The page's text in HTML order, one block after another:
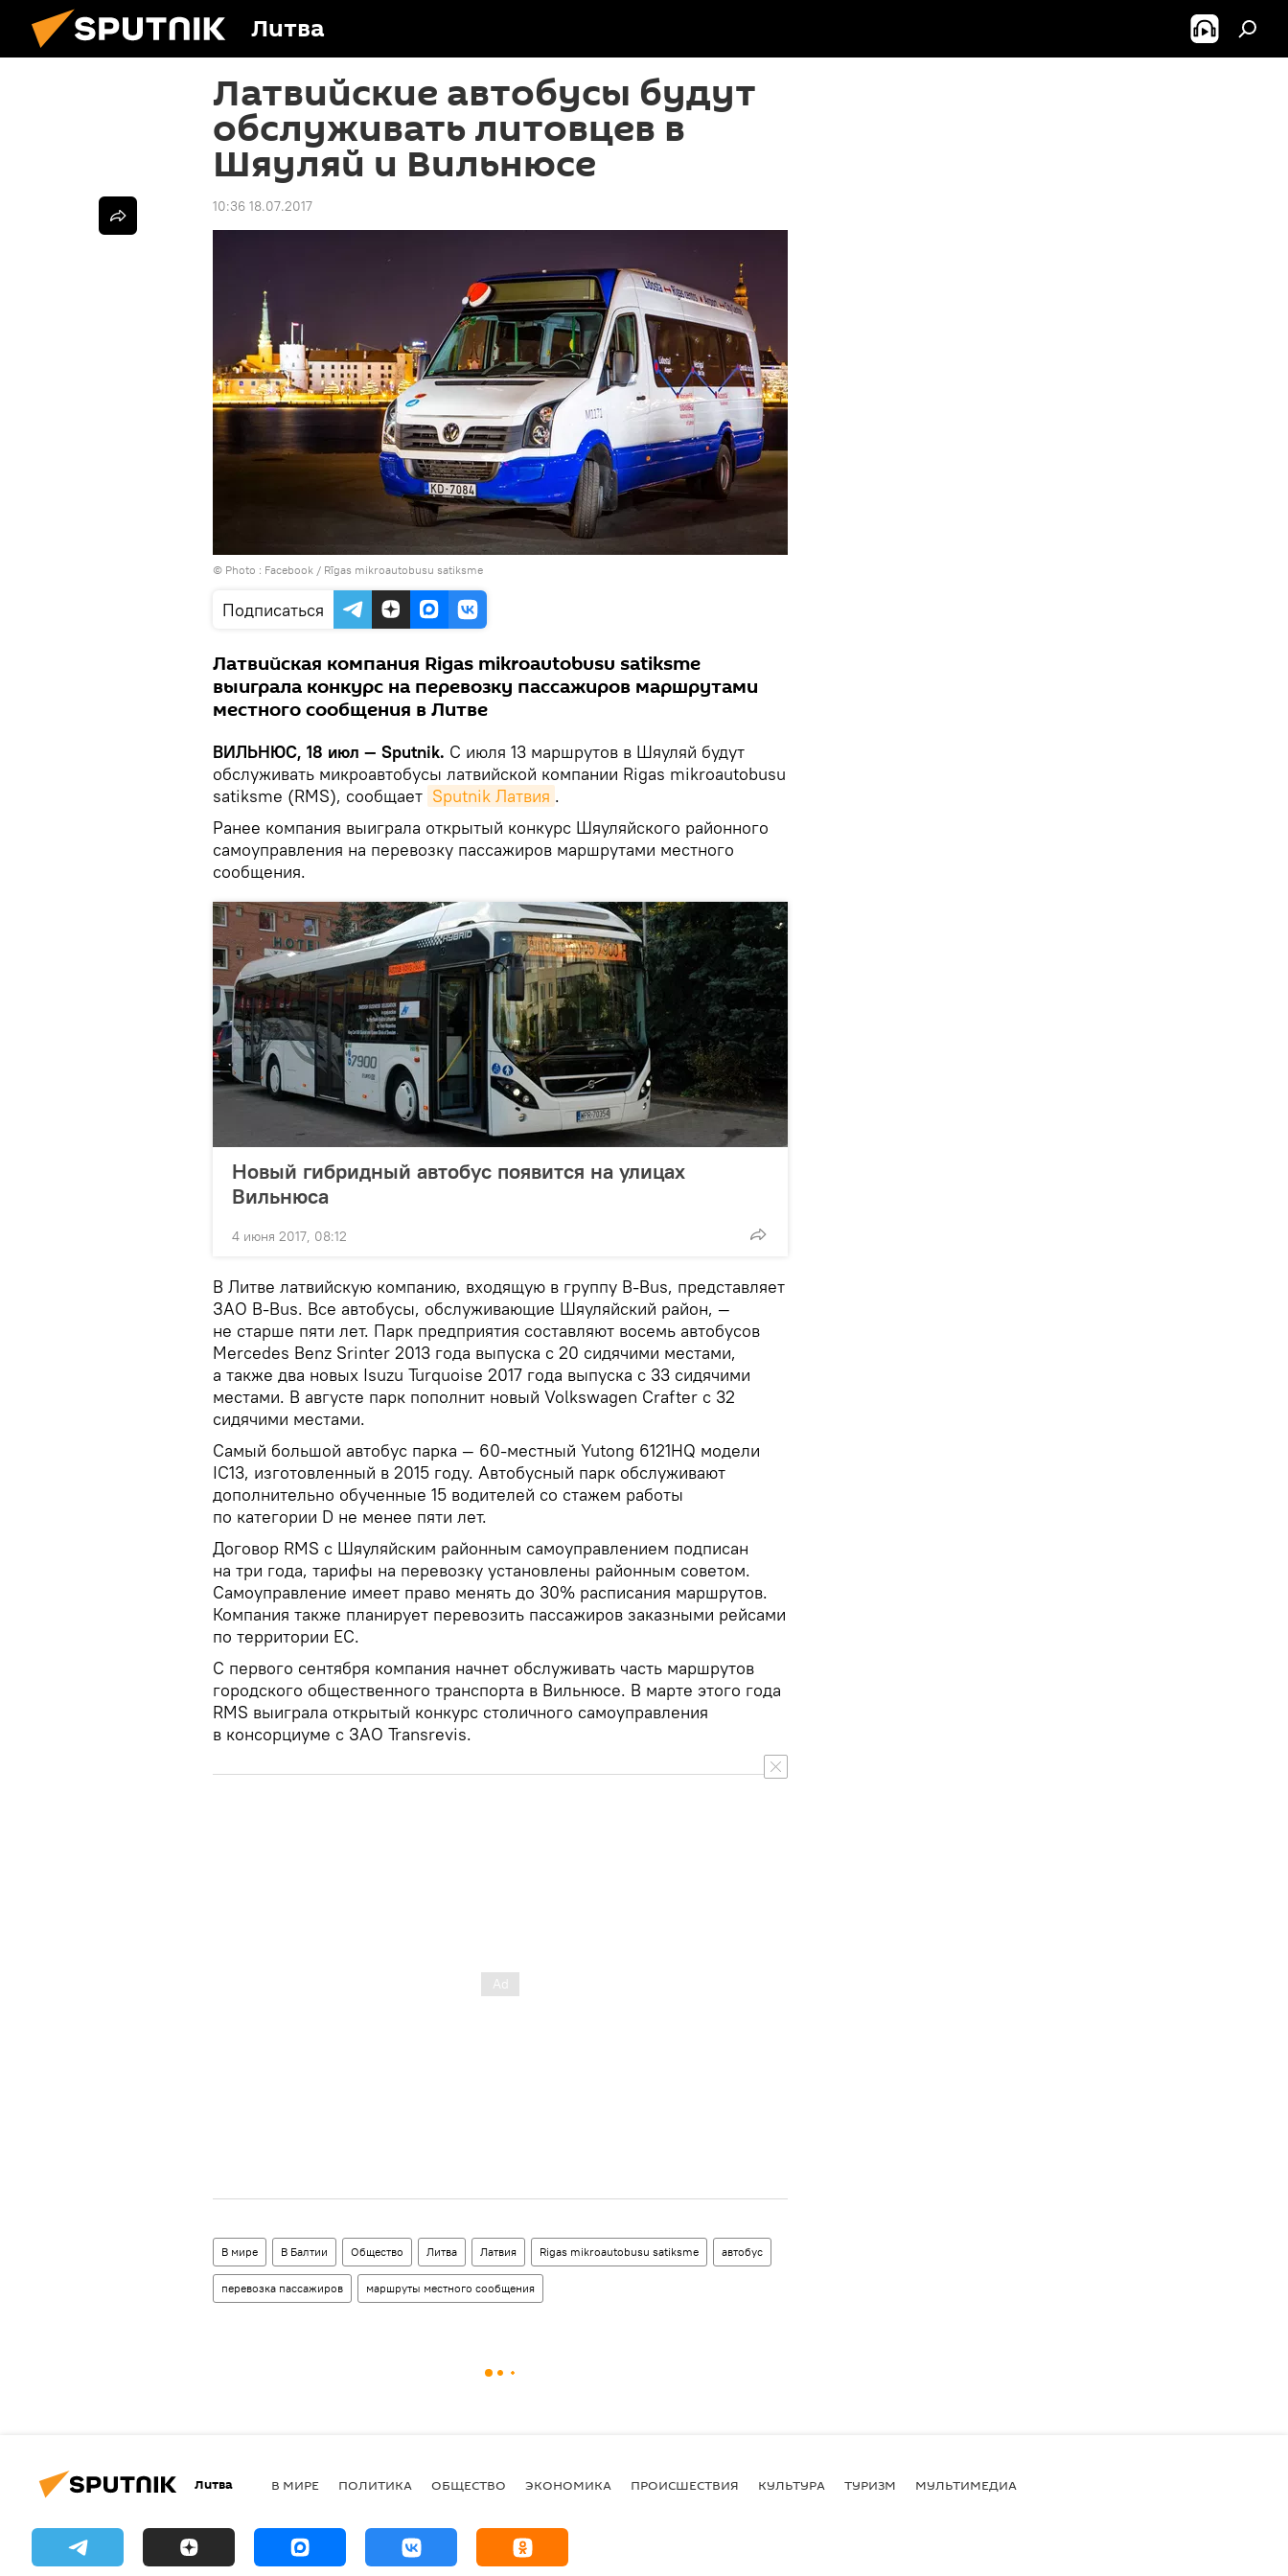
Литва
Латвийские автобусы будут
обслуживать литовцев в
Шяуляй и Вильнюсе
10:36 18.07.2017
© Photo : Facebook / Rīgas mikroautobusu satiksme
Подписаться
Латвийская компания Rigas mikroautobusu satiksme
выиграла конкурс на перевозку пассажиров маршрутами
местного сообщения в Литве
ВИЛЬНЮС, 18 июл — Sputnik. С июля 13 маршрутов в Шяуляй будут
обслуживать микроавтобусы латвийской компании Rigas mikroautobusu
satiksme (RMS), сообщает Sputnik Латвия .
Ранее компания выиграла открытый конкурс Шяуляйского районного
самоуправления на перевозку пассажиров маршрутами местного
сообщения.
Новый гибридный автобус появится на улицах
Вильнюса
4 июня 2017, 08:12
В Литве латвийскую компанию, входящую в группу B-Bus, представляет
ЗАО B-Bus. Все автобусы, обслуживающие Шяуляйский район, —
не старше пяти лет. Парк предприятия составляют восемь автобусов
Mercedes Benz Srinter 2013 года выпуска с 20 сидячими местами,
а также два новых Isuzu Turquoise 2017 года выпуска с 33 сидячими
местами. В августе парк пополнит новый Volkswagen Crafter с 32
сидячими местами.
Самый большой автобус парка — 60-местный Yutong 6121HQ модели
IC13, изготовленный в 2015 году. Автобусный парк обслуживают
дополнительно обученные 15 водителей со стажем работы
по категории D не менее пяти лет.
Договор RMS с Шяуляйским районным самоуправлением подписан
на три года, тарифы на перевозку установлены районным советом.
Самоуправление имеет право менять до 30% расписания маршрутов.
Компания также планирует перевозить пассажиров заказными рейсами
по территории ЕС.
С первого сентября компания начнет обслуживать часть маршрутов
городского общественного транспорта в Вильнюсе. В марте этого года
RMS выиграла открытый конкурс столичного самоуправления
в консорциуме с ЗАО Transrevis.
В мире В Балтии Общество Литва Латвия Rigas mikroautobusu satiksme автобус
перевозка пассажиров маршруты местного сообщения
Литва В МИРЕ ПОЛИТИКА ОБЩЕСТВО ЭКОНОМИКА ПРОИСШЕСТВИЯ КУЛЬТУРА ТУРИЗМ МУЛЬТИМЕДИА